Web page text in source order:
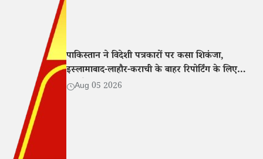
पाकिस्तान ने विदेशी पत्रकारों पर कसा शिकंजा,
इस्लामाबाद-लाहौर-कराची के बाहर रिपोर्टिंग के लिए
एनओसी अनिवार्य
Aug 05 2026